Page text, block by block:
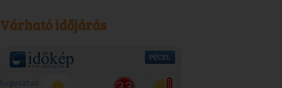
Várható időjárás